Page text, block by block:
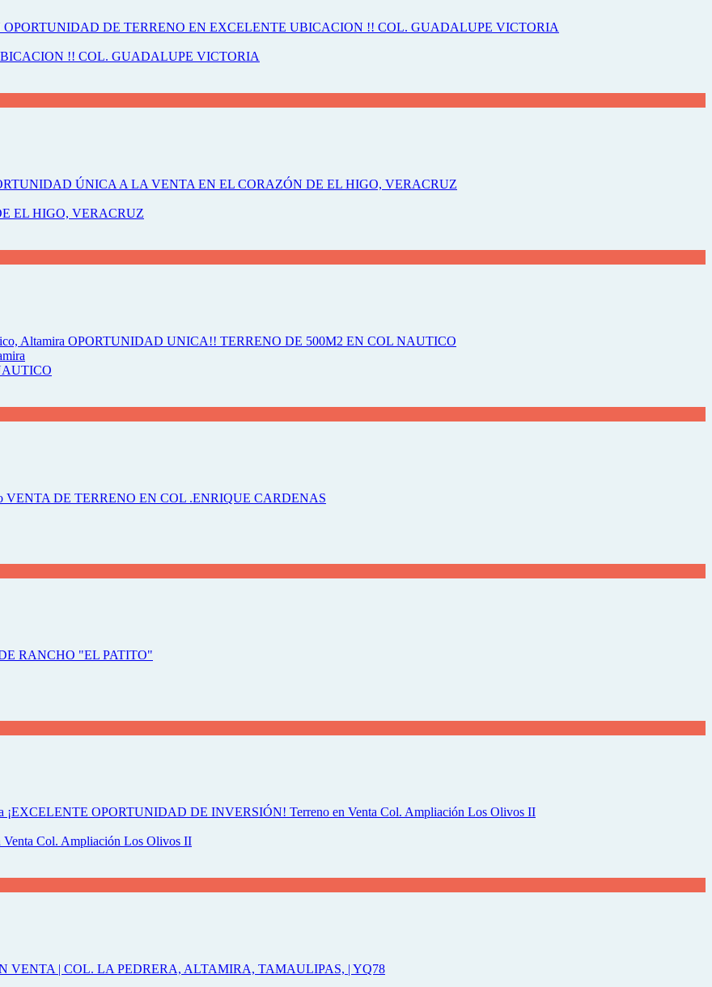
!! COL. GUADALUPE VICTORIA
EL HIGO, VERACRUZ
Col. Ampliación Los Olivos II